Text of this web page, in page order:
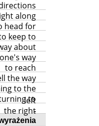
along
head for
keep to
about
way
to reach
the way
to the
left
to
the right.